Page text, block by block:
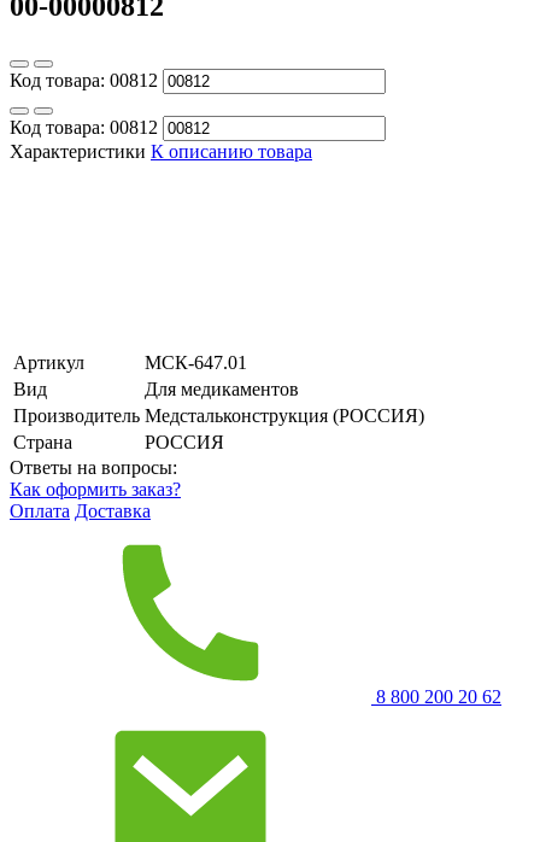
Код товара: 00812
Код товара: 00812
Характеристики К описанию товара
Артикул
МСК-647.01
Вид
Для медикаментов
Производитель Медстальконструкция (РОССИЯ)
Страна
РОССИЯ
Ответы на вопросы:
Как оформить заказ?
Оплата Доставка
8 800 200 20 62